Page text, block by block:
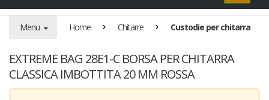
di
Menu Home Chitarre Custodie per chitarra
EXTREME BAG 28E1-C BORSA PER CHITARRA
CLASSICA IMBOTTITA 20 MM ROSSA